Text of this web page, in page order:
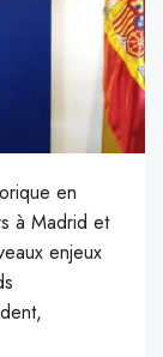
en
à Madrid et
enjeux